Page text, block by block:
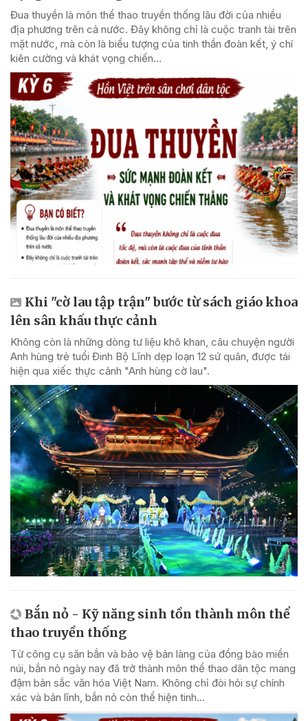
Đua thuyền là môn thể thao truyền thống lâu đời của nhiều
địa phương trên cả nước. Đây không chỉ là cuộc tranh tài trên
mặt nước, mà còn là biểu tượng của tinh thần đoàn kết, ý chí
kiên cường và khát vọng chiến...
Khi "cờ lau tập trận" bước từ sách giáo khoa
lên sân khấu thực cảnh
Không còn là những dòng tư liệu khô khan, câu chuyện người
Anh hùng trẻ tuổi Đinh Bộ Lĩnh dẹp loạn 12 sứ quân, được tái
hiện qua xiếc thực cảnh "Anh hùng cờ lau".
Bắn nỏ - Kỹ năng sinh tồn thành môn thể
thao truyền thống
Từ công cụ săn bắn và bảo vệ bản làng của đồng bào miền
núi, bắn nỏ ngày nay đã trở thành môn thể thao dân tộc mang
đậm bản sắc văn hóa Việt Nam. Không chỉ đòi hỏi sự chính
xác và bản lĩnh, bắn nỏ còn thể hiện tinh...